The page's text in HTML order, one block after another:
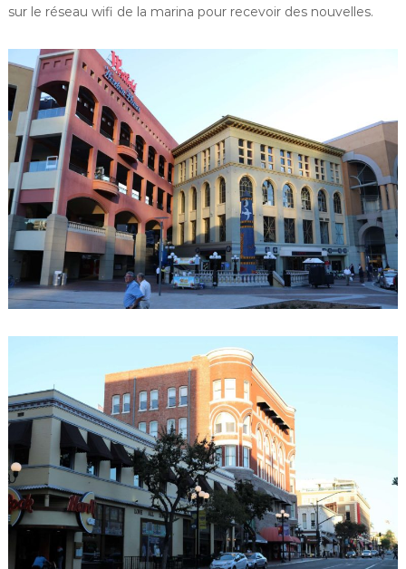
sur le réseau wifi de la marina pour recevoir des nouvelles.